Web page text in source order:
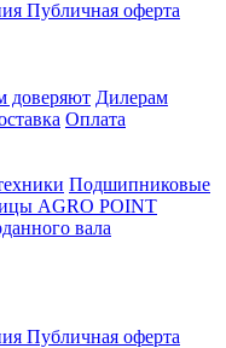
Публичная оферта
доверяют Дилерам
Оплата
Подшипниковые
AGRO POINT
вала
Публичная оферта